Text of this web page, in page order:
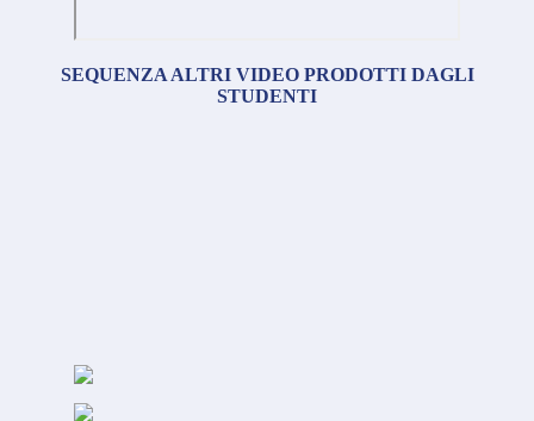
SEQUENZA ALTRI VIDEO PRODOTTI DAGLI
STUDENTI